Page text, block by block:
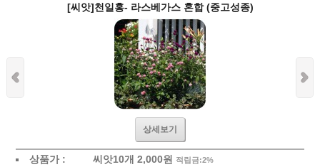
[씨앗]천일홍- 라스베가스 혼합 (중고성종)
상세보기
상품가 : 씨앗10개 2,000원 적립금:2%